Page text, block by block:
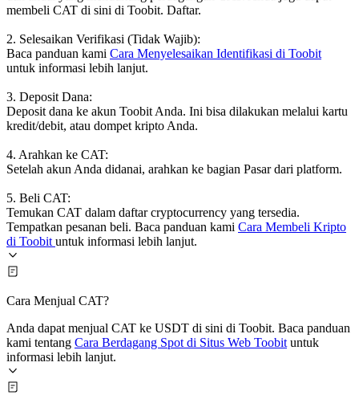
membeli CAT di sini di Toobit. Daftar.
2. Selesaikan Verifikasi (Tidak Wajib):
Baca panduan kami Cara Menyelesaikan Identifikasi di Toobit
untuk informasi lebih lanjut.
3. Deposit Dana:
Deposit dana ke akun Toobit Anda. Ini bisa dilakukan melalui kartu
kredit/debit, atau dompet kripto Anda.
4. Arahkan ke CAT:
Setelah akun Anda didanai, arahkan ke bagian Pasar dari platform.
5. Beli CAT:
Temukan CAT dalam daftar cryptocurrency yang tersedia.
Tempatkan pesanan beli. Baca panduan kami Cara Membeli Kripto
di Toobit untuk informasi lebih lanjut.
Cara Menjual CAT?
Anda dapat menjual CAT ke USDT di sini di Toobit. Baca panduan
kami tentang Cara Berdagang Spot di Situs Web Toobit untuk
informasi lebih lanjut.